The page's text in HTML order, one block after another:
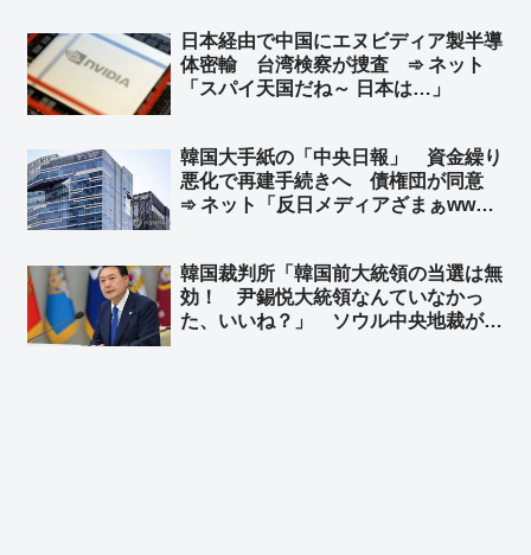
な記事だなw」
日本経由で中国にエヌビディア製半導
体密輸 台湾検察が捜査 ➾ ネット
「スパイ天国だね～ 日本は…」
韓国大手紙の「中央日報」 資金繰り
悪化で再建手続きへ 債権団が同意
➾ ネット「反日メディアざまぁww」
没』なんて記事にしてるからバチが当
たったんだなw」
韓国裁判所「韓国前大統領の当選は無
効！ 尹錫悦大統領なんていなかっ
た、いいね？」 ソウル中央地裁がユ